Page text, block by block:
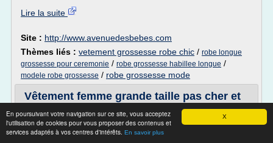
X
En poursuivant votre navigation sur ce site, vous acceptez
l'utilisation de cookies pour vous proposer des contenus et
services adaptés à vos centres d'intérêts. En savoir plus
Lire la suite
Site : http://www.avenuedesbebes.com
Thèmes liés : vetement grossesse robe chic / robe longue
grossesse pour ceremonie / robe grossesse habillee longue /
modele robe grossesse / robe grossesse mode
Vêtement femme grande taille pas cher et
Site pro (SARL) - Vente en ligne
LIEVIN (France)